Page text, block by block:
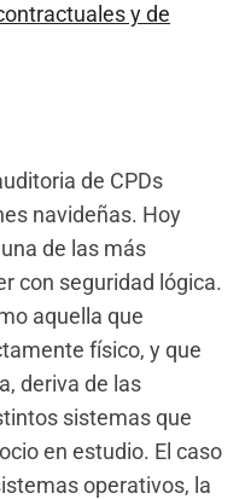
y de
de CPDs
navideñas. Hoy
de las más
con seguridad lógica.
aquella que
físico, y que
deriva de las
sistemas que
en estudio. El caso
operativos, la